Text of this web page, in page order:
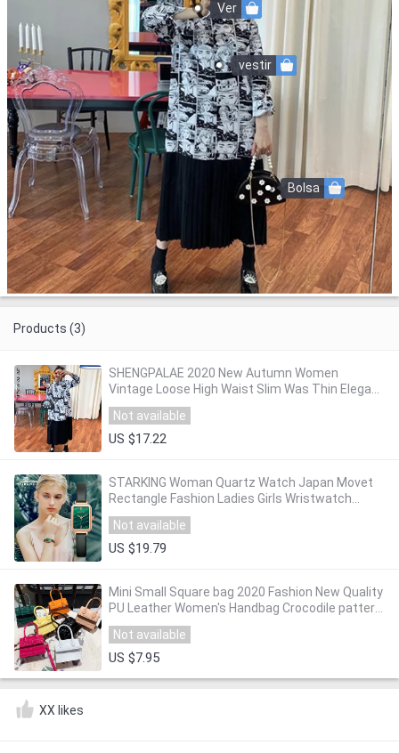
vestir
Ver
Bolsa
Products (3)
SHENGPALAE 2020 New Autumn Women
Vintage Loose High Waist Slim Was Thin Elegant
Wrinkles Comic Doodle Splice Maxi Dress
ZA5577
Not available
US $17.22
STARKING Woman Quartz Watch Japan Movet
Rectangle Fashion Ladies Girls Wristwatch
Genuine Leather Band Watches relogio feminino
Not available
US $19.79
Mini Small Square bag 2020 Fashion New Quality
PU Leather Women's Handbag Crocodile pattern
Chain Shoulder Messenger Bags
Not available
US $7.95
XX likes